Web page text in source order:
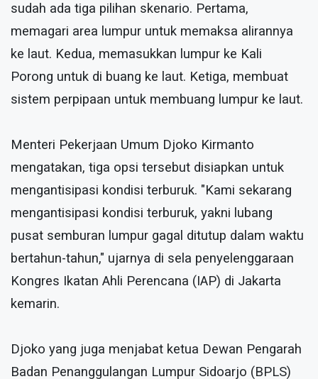
sudah ada tiga pilihan skenario. Pertama,
memagari area lumpur untuk memaksa alirannya
ke laut. Kedua, memasukkan lumpur ke Kali
Porong untuk di buang ke laut. Ketiga, membuat
sistem perpipaan untuk membuang lumpur ke laut.
Menteri Pekerjaan Umum Djoko Kirmanto
mengatakan, tiga opsi tersebut disiapkan untuk
mengantisipasi kondisi terburuk. "Kami sekarang
mengantisipasi kondisi terburuk, yakni lubang
pusat semburan lumpur gagal ditutup dalam waktu
bertahun-tahun," ujarnya di sela penyelenggaraan
Kongres Ikatan Ahli Perencana (IAP) di Jakarta
kemarin.
Djoko yang juga menjabat ketua Dewan Pengarah
Badan Penanggulangan Lumpur Sidoarjo (BPLS)